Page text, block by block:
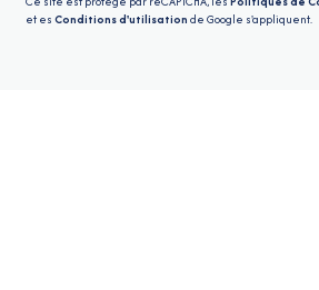
et es Conditions d'utilisation de Google s'appliquent.